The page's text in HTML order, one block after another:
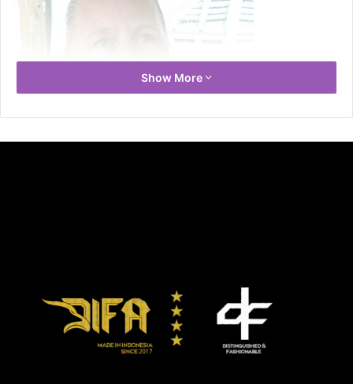
Laurel Sturt pada 2012, sebelum memutuskan lakukan
bedah plastik.
Show More